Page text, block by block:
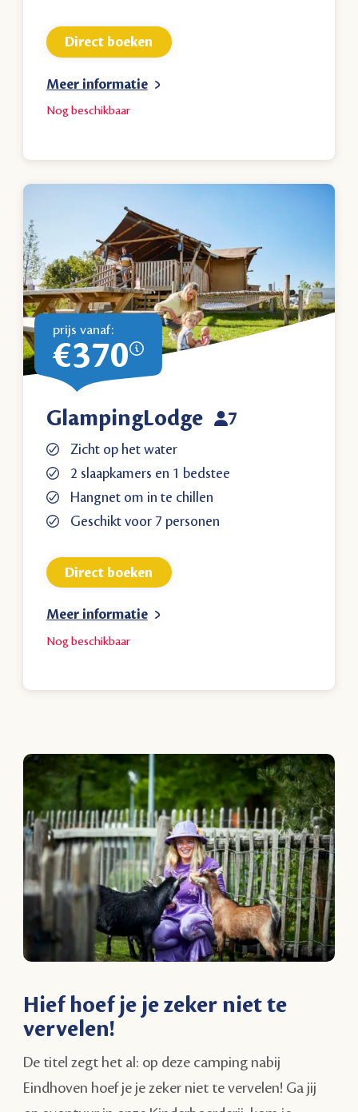
Nog beschikbaar
Meer informatie
Direct boeken
prijs vanaf:
€370
GlampingLodge 7
Zicht op het water
2 slaapkamers en 1 bedstee
Hangnet om in te chillen
Geschikt voor 7 personen
Nog beschikbaar
Meer informatie
Direct boeken
Hief hoef je je zeker niet te
vervelen!
De titel zegt het al: op deze camping nabij
Eindhoven hoef je je zeker niet te vervelen! Ga jij